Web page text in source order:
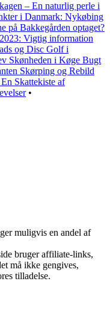
– En naturlig perle i
i Danmark: Nykøbing
på Bakkegården optaget?
Vigtig information
og Disc Golf i
Skønheden i Køge Bugt
Skørping og Rebild
Skattekiste af
•
muligvis en andel af
bruger affiliate-links,
må ikke gengives,
tilladelse.